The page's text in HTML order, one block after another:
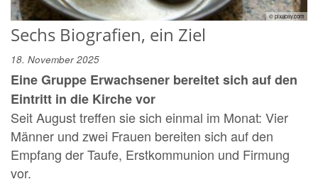
© pixabay.com
Sechs Biografien, ein Ziel
18. November 2025
Eine Gruppe Erwachsener bereitet sich auf den
Eintritt in die Kirche vor
Seit August treffen sie sich einmal im Monat: Vier
Männer und zwei Frauen bereiten sich auf den
Empfang der Taufe, Erstkommunion und Firmung
vor.